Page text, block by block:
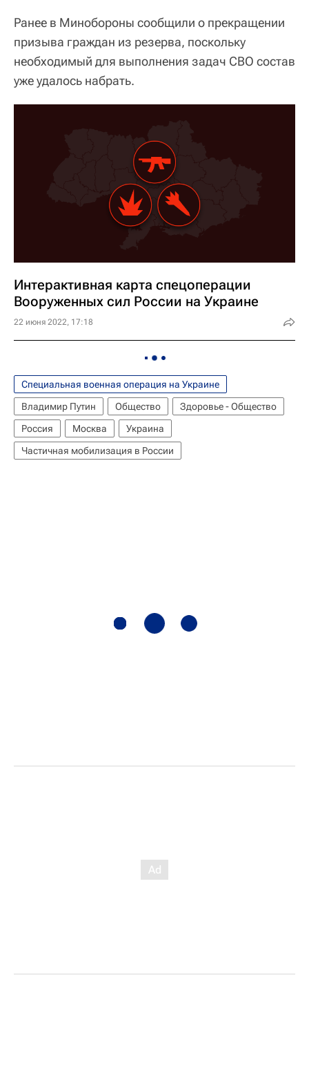
Ранее в Минобороны сообщили о прекращении
призыва граждан из резерва, поскольку
необходимый для выполнения задач СВО состав
уже удалось набрать.
Интерактивная карта спецоперации
Вооруженных сил России на Украине
22 июня 2022, 17:18
Специальная военная операция на Украине
Владимир Путин
Общество
Здоровье - Общество
Россия
Москва
Украина
Частичная мобилизация в России